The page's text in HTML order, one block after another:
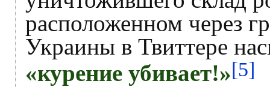
расположенном через
Украины в Твиттере
«курение убивает!»[5]